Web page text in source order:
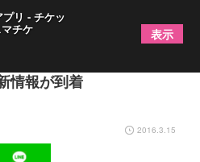
コラボも！「俺たちの国芳
情報が到着
2016.3.15
リ - チケッ
チケ 表示